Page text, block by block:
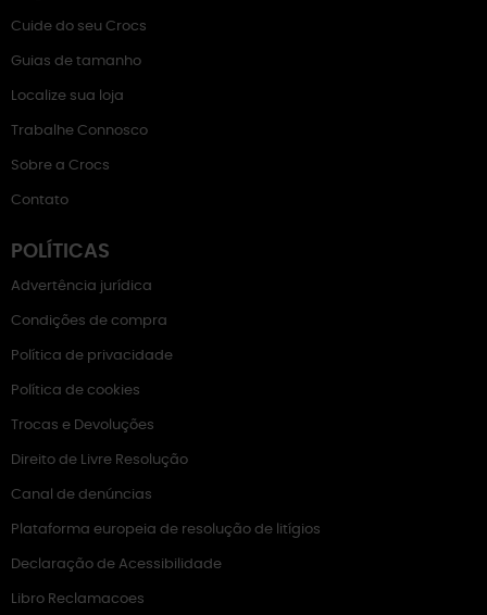
Cuide do seu Crocs
Guias de tamanho
Localize sua loja
Trabalhe Connosco
Sobre a Crocs
Contato
POLÍTICAS
Advertência jurídica
Condições de compra
Política de privacidade
Política de cookies
Trocas e Devoluções
Direito de Livre Resolução
Canal de denúncias
Plataforma europeia de resolução de litígios
Declaração de Acessibilidade
Libro Reclamacoes